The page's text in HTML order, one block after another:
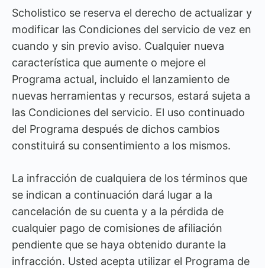
Scholistico se reserva el derecho de actualizar y
modificar las Condiciones del servicio de vez en
cuando y sin previo aviso. Cualquier nueva
característica que aumente o mejore el
Programa actual, incluido el lanzamiento de
nuevas herramientas y recursos, estará sujeta a
las Condiciones del servicio. El uso continuado
del Programa después de dichos cambios
constituirá su consentimiento a los mismos.
La infracción de cualquiera de los términos que
se indican a continuación dará lugar a la
cancelación de su cuenta y a la pérdida de
cualquier pago de comisiones de afiliación
pendiente que se haya obtenido durante la
infracción. Usted acepta utilizar el Programa de